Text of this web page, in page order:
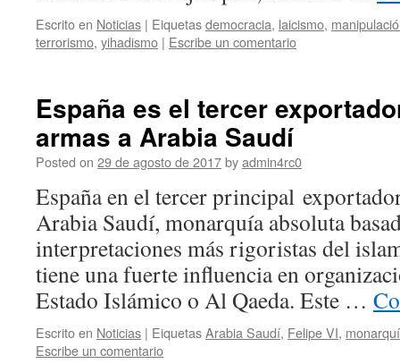
Escrito en Noticias | Eiquetasdemocracia, laicismo,
terrorismo, yihadismo | Escribe un comentario
España es el tercer
armas a Arabia Saudí
Posted on 29 de agosto de 2017byadmin4rc0
España en el tercer principal
Arabia Saudí, monarquía absoluta
interpretaciones más rigoristas del
tiene una fuerte influencia en
Estado Islámico o Al Qaeda. Este …
Escrito en Noticias | EiquetasArabia Saudí, Felipe VI,
Escribe un comentario